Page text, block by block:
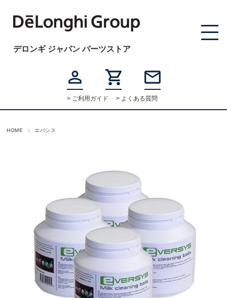
デロンギ ジャパン パーツストア
> ご利用ガイド > よくある質問
HOME エバシス